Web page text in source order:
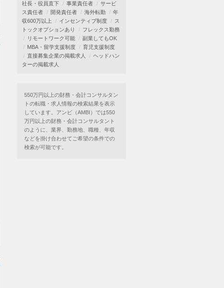
社長・役員直下
事業責任者
サービ
ス責任者
開発責任者 海外転勤
年
収600万以上
インセンティブ制度
ス
トックオプションあり
フレックス勤務
リモートワーク可能
副業してもOK
MBA・留学支援制度
育児支援制度
直接募集企業の掲載求人
ヘッドハン
ターの掲載求人
550万円以上の財務・会計コンサルタン
トの転職・求人情報の検索結果を表示
しています。アンビ（AMBI）では550
万円以上の財務・会計コンサルタント
のように、業界、勤務地、職種、年収
などを掛け合わせてご希望の条件での
検索が可能です。